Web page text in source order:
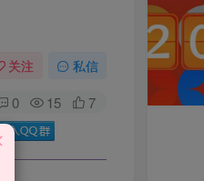
关注 私信
0 15 7